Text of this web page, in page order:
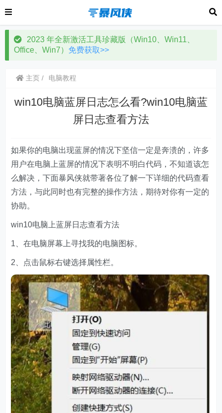
2023 年全新激活工具珍藏版（Win10、Win11、
Office、Win7） 免费获取>>
主页 电脑教程
win10电脑蓝屏日志怎么看?win10电脑蓝
屏日志查看方法
如果你的电脑出现蓝屏的情况下坚信一定是奔溃的，许多
用户在电脑上蓝屏的情况下表明不明白代码，不知道该怎
么解决，下面暴风侠就带著各位了解一下详细的代码查看
方法，与此同时也有完整的操作方法，期待对你有一定的
协助。
win10电脑上蓝屏日志查看方法
1、在电脑屏幕上寻找我的电脑图标。
2、点击鼠标右键选择属性栏。